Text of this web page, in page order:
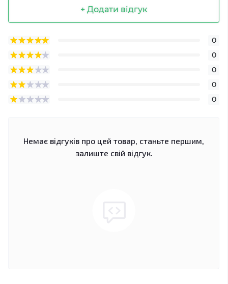
+ Додати відгук
0
0
0
0
0
Немає відгуків про цей товар, станьте першим,
залиште свій відгук.